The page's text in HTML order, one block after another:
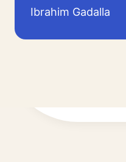
Ibrahim Gadalla